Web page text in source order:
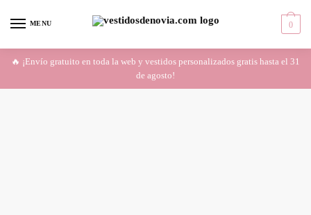
MENU 0
🔥 ¡Envío gratuito en toda la web y vestidos personalizados gratis hasta el 31
de agosto!